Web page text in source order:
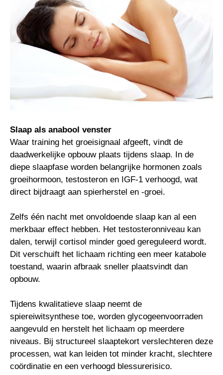
Slaap als anabool venster
Waar training het groeisignaal afgeeft, vindt de
daadwerkelijke opbouw plaats tijdens slaap. In de
diepe slaapfase worden belangrijke hormonen zoals
groeihormoon, testosteron en IGF-1 verhoogd, wat
direct bijdraagt aan spierherstel en -groei.
Zelfs één nacht met onvoldoende slaap kan al een
merkbaar effect hebben. Het testosteronniveau kan
dalen, terwijl cortisol minder goed gereguleerd wordt.
Dit verschuift het lichaam richting een meer katabole
toestand, waarin afbraak sneller plaatsvindt dan
opbouw.
Tijdens kwalitatieve slaap neemt de
spiereiwitsynthese toe, worden glycogeenvoorraden
aangevuld en herstelt het lichaam op meerdere
niveaus. Bij structureel slaaptekort verslechteren deze
processen, wat kan leiden tot minder kracht, slechtere
coördinatie en een verhoogd blessurerisico.